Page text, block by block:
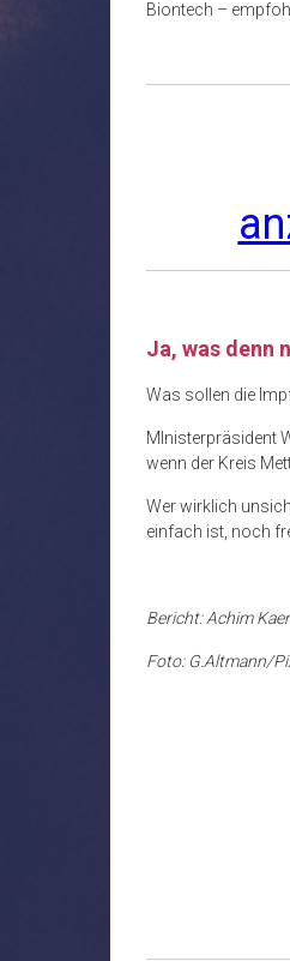
Biontech –
Ja, was denn
Was sollen die
MInisterpräsident
wenn der Kreis
Wer wirklich
einfach ist, noch
Bericht: Achim
Foto: G.Altmann/